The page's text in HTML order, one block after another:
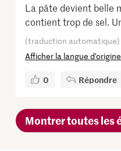
La pâte devient belle
contient trop de sel.
(traduction automatique)
Afficher la langue d’origine
0 Répondre
Montrer toutes les